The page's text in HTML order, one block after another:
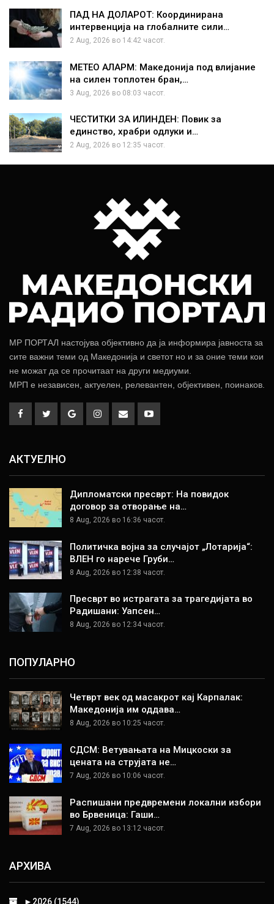
ПАД НА ДОЛАРОТ: Координирана
интервенција на глобалните сили…
2 Aug, 2026 во 14:42 часот.
МЕТЕО АЛАРМ: Македонија под влијание
на силен топлотен бран,…
3 Aug, 2026 во 08:03 часот.
ЧЕСТИТКИ ЗА ИЛИНДЕН: Повик за
единство, храбри одлуки и…
2 Aug, 2026 во 12:35 часот.
МР ПОРТАЛ настојува објективно да ја информира јавноста за
сите важни теми од Македонија и светот но и за оние теми кои
не можат да се прочитаат на други медиуми.
МРП е независен, актуелен, релевантен, објективен, поинаков.
АКТУЕЛНО
Дипломатски пресврт: На повидок
договор за отворање на…
8 Aug, 2026 во 16:36 часот.
Политичка војна за случајот „Лотарија“:
ВЛЕН го нарече Груби…
8 Aug, 2026 во 12:38 часот.
Пресврт во истрагата за трагедијата во
Радишани: Уапсен…
8 Aug, 2026 во 12:34 часот.
ПОПУЛАРНО
Четврт век од масакрот кај Карпалак:
Македонија им оддава…
8 Aug, 2026 во 10:25 часот.
СДСМ: Ветувањата на Мицкоски за
цената на струјата не…
7 Aug, 2026 во 10:06 часот.
Распишани предвремени локални избори
во Брвеница: Гаши…
7 Aug, 2026 во 13:12 часот.
АРХИВА
► 2026 (1544)